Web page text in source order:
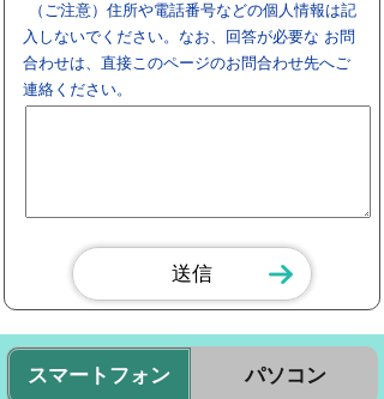
（ご注意）住所や電話番号などの個人情報は記
入しないでください。なお、回答が必要な お問
合わせは、直接このページのお問合わせ先へご
連絡ください。
スマートフォン パソコン